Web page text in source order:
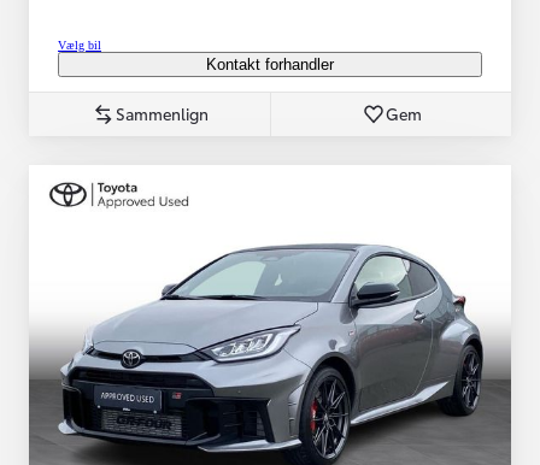
Vælg bil
Kontakt forhandler
Sammenlign Gem